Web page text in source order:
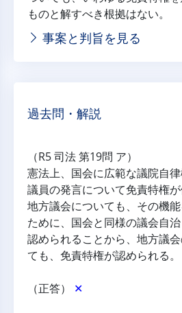
ものと解すべき根拠はない。
事案と判旨を見る
過去問・解説
（R5 司法 第19問 ア）
憲法上、国会に広範な議院自
議員の発言について免責特権が
地方議会についても、その機
ために、国会と同様の議会自
認められることから、地方議
ても、免責特権が認められる。
（正答） ✕